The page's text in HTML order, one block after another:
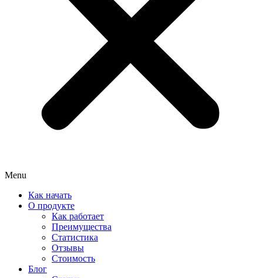
Menu
Как начать
О продукте
Как работает
Преимущества
Статистика
Отзывы
Стоимость
Блог